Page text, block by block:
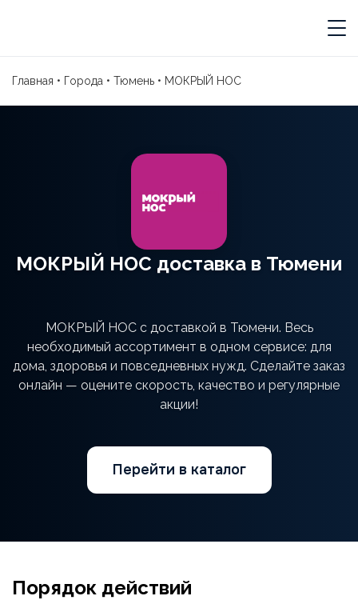
Главная • Города • Тюмень • МОКРЫЙ НОС
МОКРЫЙ НОС доставка в Тюмени
МОКРЫЙ НОС с доставкой в Тюмени. Весь
необходимый ассортимент в одном сервисе: для
дома, здоровья и повседневных нужд. Сделайте заказ
онлайн — оцените скорость, качество и регулярные
акции!
Перейти в каталог
Порядок действий